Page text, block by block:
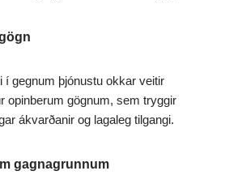
í gegnum þjónustu okkar veitir
opinberum gögnum, sem tryggir
ákvarðanir og lagaleg tilgangi.
gagnagrunnum